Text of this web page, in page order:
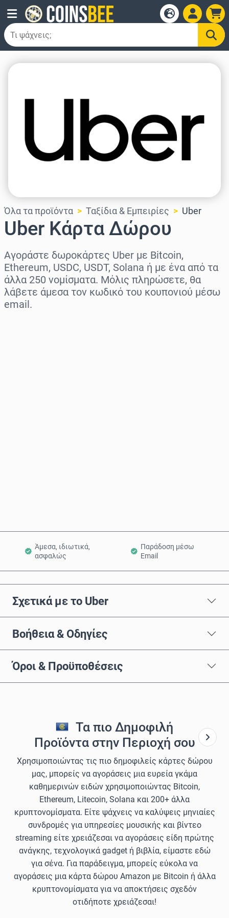
Όλα τα προϊόντα Ταξίδια & Εμπειρίες Uber
Uber Κάρτα Δώρου
Αγοράστε δωροκάρτες Uber με Bitcoin,
Ethereum, USDC, USDT, Solana ή με ένα από τα
άλλα 250 νομίσματα. Μόλις πληρώσετε, θα
λάβετε άμεσα τον κωδικό του κουπονιού μέσω
email.
Άμεσα, ιδιωτικά,
ασφαλώς
Παράδοση μέσω
Email
Σχετικά με το Uber
Βοήθεια & Οδηγίες
Όροι & Προϋποθέσεις
Τα πιο Δημοφιλή
Προϊόντα στην Περιοχή σου
Χρησιμοποιώντας τις πιο δημοφιλείς κάρτες δώρου
μας, μπορείς να αγοράσεις μια ευρεία γκάμα
καθημερινών ειδών χρησιμοποιώντας Bitcoin,
Ethereum, Litecoin, Solana και 200+ άλλα
κρυπτονομίσματα. Είτε ψάχνεις να καλύψεις μηνιαίες
συνδρομές για υπηρεσίες μουσικής και βίντεο
streaming είτε χρειάζεσαι να αγοράσεις είδη πρώτης
ανάγκης, τεχνολογικά gadget ή βιβλία, είμαστε εδώ
για σένα. Για παράδειγμα, μπορείς εύκολα να
αγοράσεις μια κάρτα δώρου Amazon με Bitcoin ή άλλα
κρυπτονομίσματα για να αποκτήσεις σχεδόν
οτιδήποτε χρειάζεσαι!